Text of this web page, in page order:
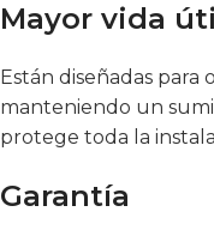
Mayor vida
Están diseñadas
manteniendo un
protege toda la
Garantía